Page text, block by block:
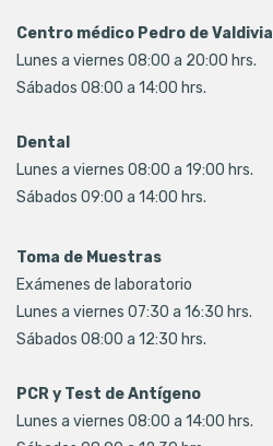
Centro médico Pedro de Valdivia
Lunes a viernes 08:00 a 20:00 hrs.
Sábados 08:00 a 14:00 hrs.
Dental
Lunes a viernes 08:00 a 19:00 hrs.
Sábados 09:00 a 14:00 hrs.
Toma de Muestras
Exámenes de laboratorio
Lunes a viernes 07:30 a 16:30 hrs.
Sábados 08:00 a 12:30 hrs.
PCR y Test de Antígeno
Lunes a viernes 08:00 a 14:00 hrs.